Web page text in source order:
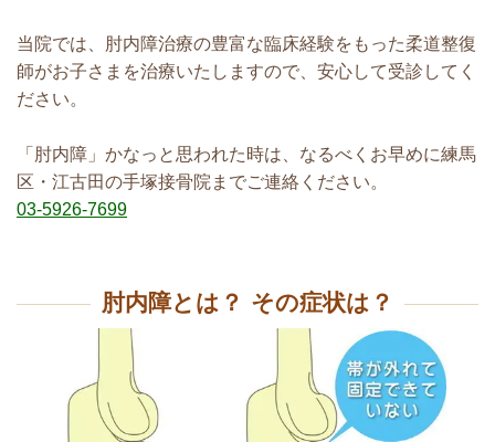
当院では、 肘内障治療の豊富な臨床経験をもった柔道整復
師がお子さまを治療いたしますので、安心して受診してく
ださい。
「肘内障」かなっと思われた時は、なるべくお早めに練馬
区・江古田の手塚接骨院までご連絡ください。
03-5926-7699
肘内障とは？ その症状は？